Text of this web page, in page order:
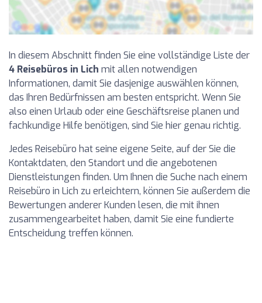
In diesem Abschnitt finden Sie eine vollständige Liste der
4 Reisebüros in Lich mit allen notwendigen
Informationen, damit Sie dasjenige auswählen können,
das Ihren Bedürfnissen am besten entspricht. Wenn Sie
also einen Urlaub oder eine Geschäftsreise planen und
fachkundige Hilfe benötigen, sind Sie hier genau richtig.
Jedes Reisebüro hat seine eigene Seite, auf der Sie die
Kontaktdaten, den Standort und die angebotenen
Dienstleistungen finden. Um Ihnen die Suche nach einem
Reisebüro in Lich zu erleichtern, können Sie außerdem die
Bewertungen anderer Kunden lesen, die mit ihnen
zusammengearbeitet haben, damit Sie eine fundierte
Entscheidung treffen können.